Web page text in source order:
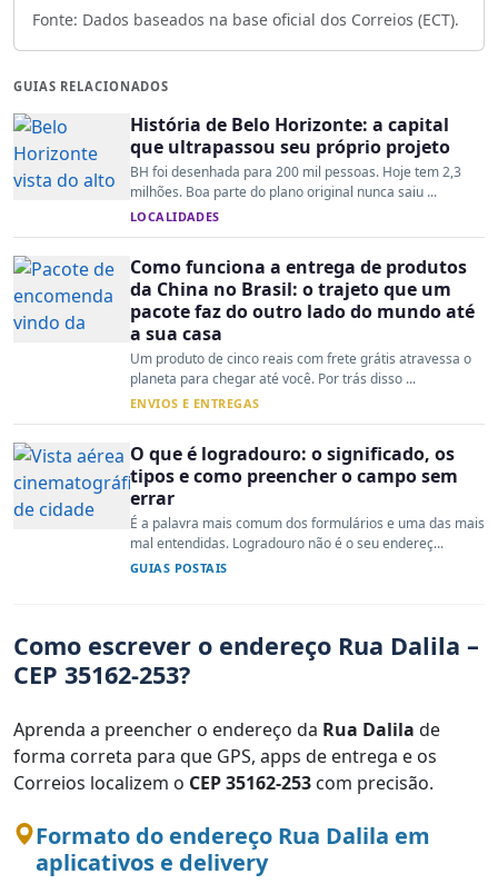
Fonte: Dados baseados na base oficial dos Correios (ECT).
GUIAS RELACIONADOS
História de Belo Horizonte: a capital
que ultrapassou seu próprio projeto
BH foi desenhada para 200 mil pessoas. Hoje tem 2,3
milhões. Boa parte do plano original nunca saiu ...
LOCALIDADES
Como funciona a entrega de produtos
da China no Brasil: o trajeto que um
pacote faz do outro lado do mundo até
a sua casa
Um produto de cinco reais com frete grátis atravessa o
planeta para chegar até você. Por trás disso ...
ENVIOS E ENTREGAS
O que é logradouro: o significado, os
tipos e como preencher o campo sem
errar
É a palavra mais comum dos formulários e uma das mais
mal entendidas. Logradouro não é o seu endereç...
GUIAS POSTAIS
Como escrever o endereço Rua Dalila –
CEP 35162-253?
Aprenda a preencher o endereço da Rua Dalila de
forma correta para que GPS, apps de entrega e os
Correios localizem o CEP 35162-253 com precisão.
Formato do endereço Rua Dalila em
aplicativos e delivery